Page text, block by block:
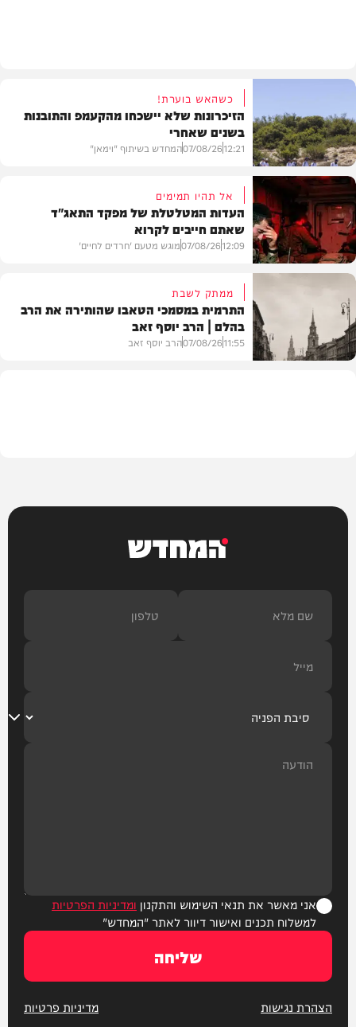
וידאו
כשהאש בוערת!
הזיכרונות שלא יישכחו מהקעמפ והתובנות
בשנים שאחרי
12:21
07/08/26המחדש בשיתוף "וימאן"
דעות
אל תהיו תמימים
העדות המטלטלת של מפקד התאג"ד
שאתם חייבים לקרוא
12:09
07/08/26מוגש מטעם 'חרדים לחיים'
ממתק לשבת
התרמית במסמכי הטאבו שהותירה את הרב
בהלם | הרב יוסף זאב
11:55
07/08/26הרב יוסף זאב
המחדש
אני מאשר את תנאי השימוש והתקנון ומדיניות הפרטיות
למשלוח תכנים ואישור דיוור לאתר "המחדש"
שליחה
הצהרת נגישות מדיניות פרטיות